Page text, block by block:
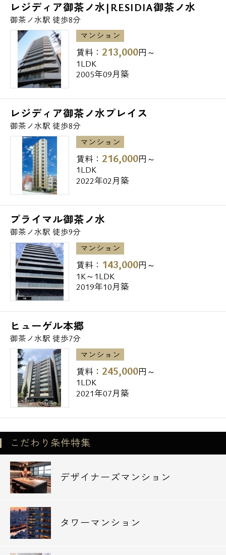
■インターネット対応：シーファイブ(無料)
■CATV対応
【交通アクセス一覧】
〇東京メトロ丸ノ内線・都営大江戸線 『本
郷三丁目』 / 徒歩5分
〇東京メトロ千代田線 『湯島』 / 徒歩5
分
【設備一覧】
・ファミリーマート、セブンイレブンまで徒
歩1分。
・郵便局まで徒歩2分。
・ローソンまで徒歩3分。
・サンクスまで徒歩4分。
・まいばすけっとまで徒歩6分。
※弊社では新宿エリアに拘らず東京都23区や
23区外の賃貸物件を、
住居用・事務所・店舗・駐車場と幅広くご紹
介可能で御座います。
全物件、弊社からのご案内特典として契約金
（初期費用）のみでは御座いますが、
クレジットカード決済が可能で御座います。
クレジットカードでの分割決済や現金決済と
の併用も可能で御座います。
また、数多くの物件を弊社ご案内特典として
仲介手数料半額にてご紹介可能で御座いま
す。
（仲介手数料の有無はご相談下さいませ）
是非一度、弊社「エスアールホーム」までお
気軽にお問い合わせ下さいませ。
皆様からのお問い合わせを社員一同、心より
お待ち申しております。
レジディア御茶ノ水|RESIDIA御茶ノ水
御茶ノ水駅 徒歩8分
マンション
賃料： 213,000円～
1LDK
2005年09月築
レジディア御茶ノ水プレイス
御茶ノ水駅 徒歩8分
マンション
賃料： 216,000円～
1LDK
2022年02月築
プライマル御茶ノ水
御茶ノ水駅 徒歩9分
マンション
賃料： 143,000円～
1K～1LDK
2019年10月築
ヒューゲル本郷
御茶ノ水駅 徒歩7分
マンション
賃料： 245,000円～
1LDK
2021年07月築
こだわり条件特集
デザイナーズマンション
タワーマンション